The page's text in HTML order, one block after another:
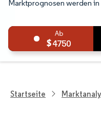
Marktprognosen werden
4750
Startseite